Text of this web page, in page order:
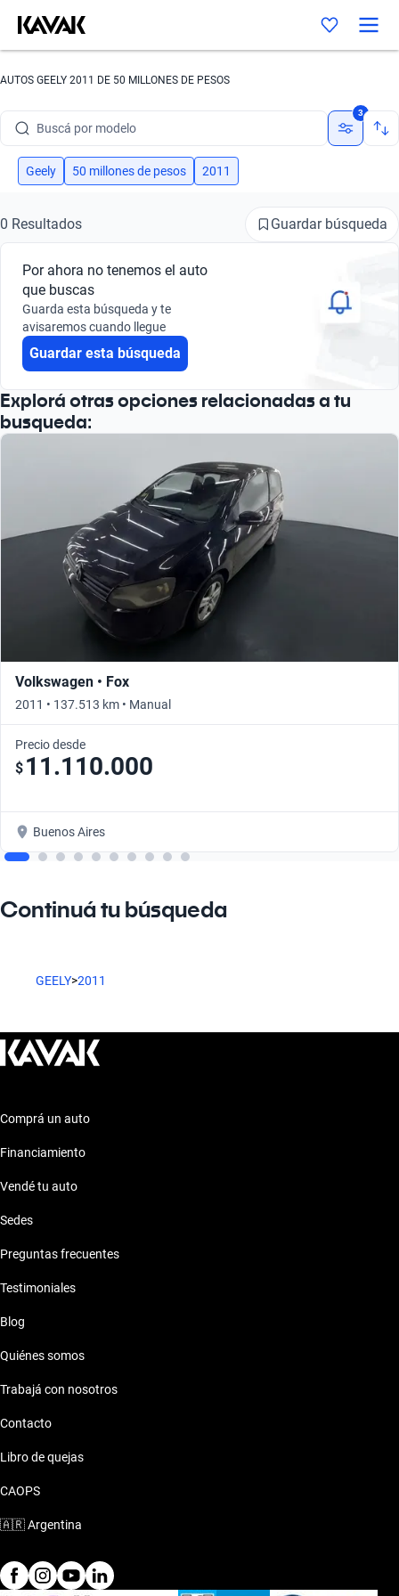
AUTOS GEELY 2011 DE 50 MILLONES DE PESOS
Buscá por modelo
Buscá por versión
Buscá por marca
Buscá por modelo
Buscá por versión
3
Geely 50 millones de pesos 2011
0 Resultados Guardar búsqueda
Por ahora no tenemos el auto
que buscas
Guarda esta búsqueda y te
avisaremos cuando llegue
Guardar esta búsqueda
Explorá otras opciones relacionadas a tu
busqueda:
Volkswagen • Fox
2011 • 137.513 km • Manual
Precio desde
$ 11.110.000
Buenos Aires
Continuá tu búsqueda
GEELY>2011
Comprá un auto
Financiamiento
Vendé tu auto
Sedes
Preguntas frecuentes
Testimoniales
Blog
Quiénes somos
Trabajá con nosotros
Contacto
Libro de quejas
CAOPS
🇦🇷Argentina